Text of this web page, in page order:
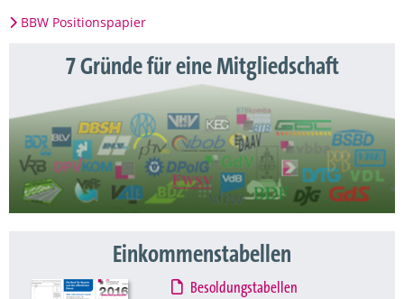
BBW Positionspapier
7 Gründe für eine Mitgliedschaft
Einkommenstabellen
Besoldungstabellen